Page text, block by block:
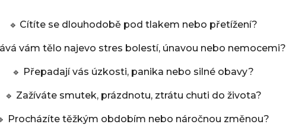
🔹 Cítíte se dlouhodobě pod tlakem nebo přetížení?
vám tělo najevo stres bolestí, únavou nebo nemocemi?
🔹 Přepadají vás úzkosti, panika nebo silné obavy?
🔹 Zažíváte smutek, prázdnotu, ztrátu chuti do života?
Procházíte těžkým obdobím nebo náročnou změnou?